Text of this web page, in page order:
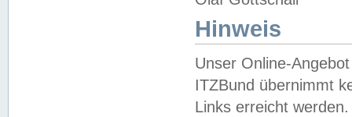
Hinweis
Unser Online-
ITZBund übernimmt
Links erreicht